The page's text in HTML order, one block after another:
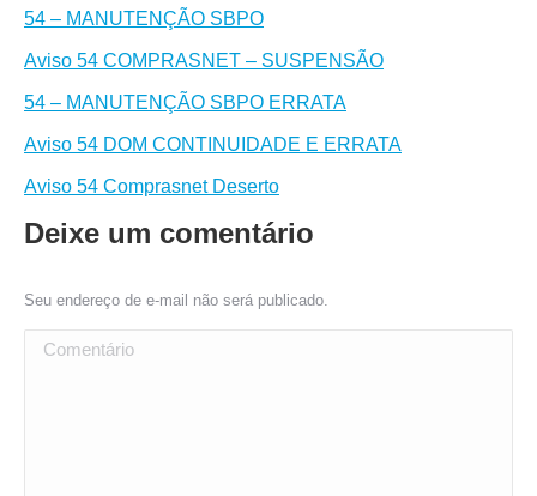
54 – MANUTENÇÃO SBPO
Aviso 54 COMPRASNET – SUSPENSÃO
54 – MANUTENÇÃO SBPO ERRATA
Aviso 54 DOM CONTINUIDADE E ERRATA
Aviso 54 Comprasnet Deserto
Deixe um comentário
Seu endereço de e-mail não será publicado.
Comentário